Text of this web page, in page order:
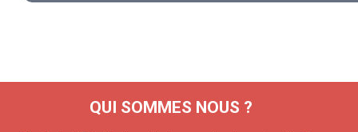
QUI SOMMES NOUS ?